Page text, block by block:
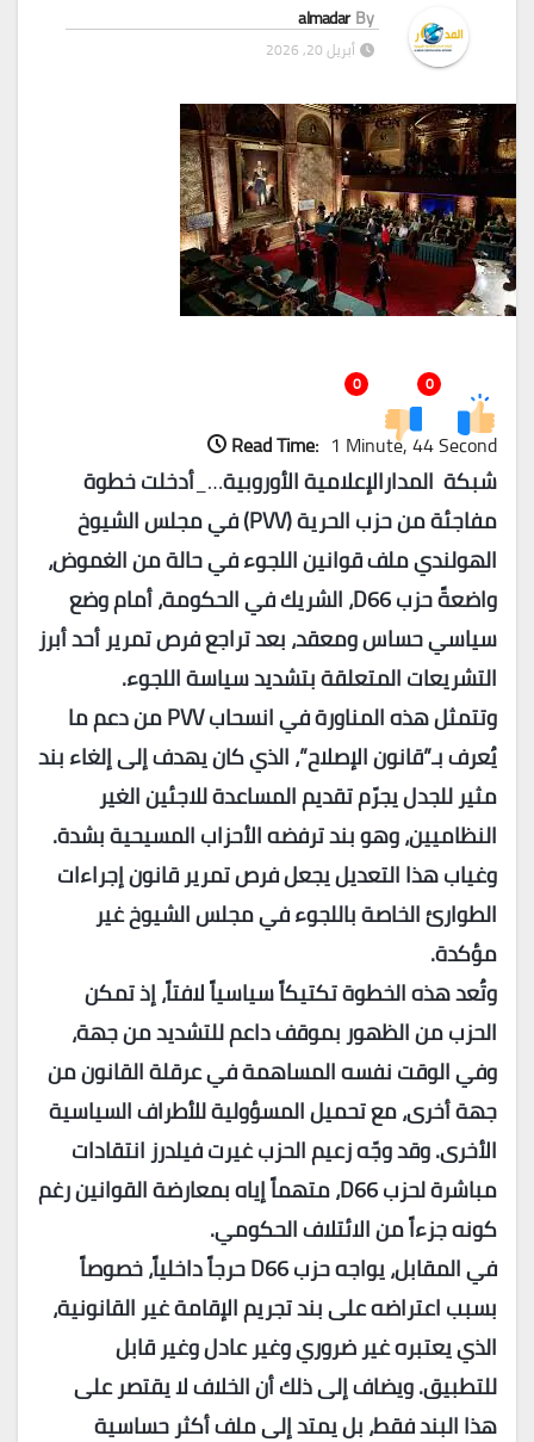
By
almadar
أبريل 20, 2026
0
0
Read Time: 1 Minute, 44 Second
شبكة المدارالإعلامية الأوروبية…_ أدخلت خطوة
مفاجئة من حزب الحرية (PVV) في مجلس الشيوخ
الهولندي ملف قوانين اللجوء في حالة من الغموض،
واضعةً حزبD66، الشريك في الحكومة، أمام وضع
سياسي حساس ومعقد، بعد تراجع فرص تمرير أحد أبرز
التشريعات المتعلقة بتشديد سياسة اللجوء.
وتتمثل هذه المناورة في انسحابPVVمن دعم ما
يُعرف بـ”قانون الإصلاح”، الذي كان يهدف إلى إلغاء بند
مثير للجدل يجرّم تقديم المساعدة للاجئين الغير
النظاميين، وهو بند ترفضه الأحزاب المسيحية بشدة.
وغياب هذا التعديل يجعل فرص تمرير قانون إجراءات
الطوارئ الخاصة باللجوء في مجلس الشيوخ غير
مؤكدة.
وتُعد هذه الخطوة تكتيكاً سياسياً لافتاً، إذ تمكن
الحزب من الظهور بموقف داعم للتشديد من جهة،
وفي الوقت نفسه المساهمة في عرقلة القانون من
جهة أخرى، مع تحميل المسؤولية للأطراف السياسية
الأخرى. وقد وجّه زعيم الحزب غيرت فيلدرز انتقادات
مباشرة لحزبD66، متهماً إياه بمعارضة القوانين رغم
كونه جزءاً من الائتلاف الحكومي.
في المقابل، يواجه حزبD66حرجاً داخلياً، خصوصاً
بسبب اعتراضه على بند تجريم الإقامة غير القانونية،
الذي يعتبره غير ضروري وغير عادل وغير قابل
للتطبيق. ويضاف إلى ذلك أن الخلاف لا يقتصر على
هذا البند فقط، بل يمتد إلى ملف أكثر حساسية